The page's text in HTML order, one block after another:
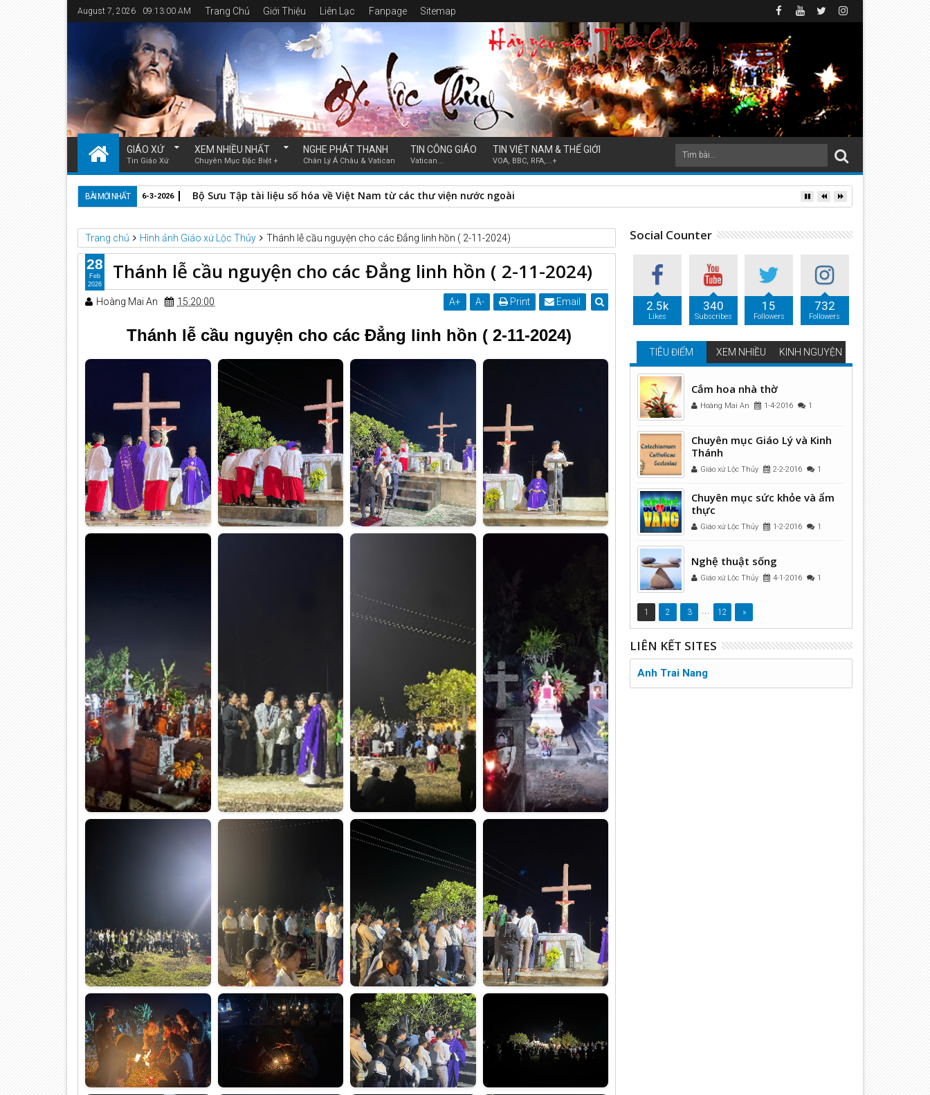
August 7, 2026 09:13:02 AM Trang Chủ Giới Thiệu Liên Lạc Fanpage Sitemap
GIÁO XỨ
Tin Giáo Xứ
XEM NHIỀU NHẤT
Chuyên Mục Đặc Biệt +
NGHE PHÁT THANH
Chân Lý Á Châu & Vatican
TIN CÔNG GIÁO
Vatican...
TIN VIỆT NAM & THẾ GIỚI
VOA, BBC, RFA,...+
BÀI MỚI NHẤT Quỳnh Lưu (Nghệ An) trong dòng chảy lịch sử: biến động địa chất, dị tượng và biến cố
4-3-2026
Trang chủ Hình ảnh Giáo xứ Lộc Thủy Thánh lễ cầu nguyện cho các Đẳng linh hồn ( 2-11-2024)
Thánh lễ cầu nguyện cho các Đẳng linh hồn ( 2-11-2024)
Hoàng Mai An 15:20:00 A+ A- Print Email
Thánh lễ cầu nguyện cho các Đẳng linh hồn ( 2-11-2024)
28
Feb
2026
Social Counter
2.5k
Likes
340
Subscribes
15
Followers
732
Followers
TIÊU ĐIỂM XEM NHIỀU KINH NGUYỆN
Cắm hoa nhà thờ
Hoàng Mai An 1-4-2016 1
Chuyên mục Giáo Lý và Kinh
Thánh
Giáo xứ Lộc Thủy 2-2-2016 1
Chuyên mục sức khỏe và ẩm
thực
Giáo xứ Lộc Thủy 1-2-2016 1
Nghệ thuật sống
Giáo xứ Lộc Thủy 4-1-2016 1
1 2 3 ... 12 »
LIÊN KẾT SITES
Anh Trai Nang